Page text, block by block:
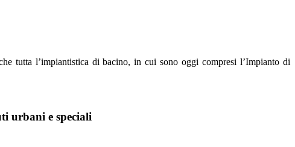
tutta l’impiantistica di bacino, in cui sono oggi compresi l’Impianto di
urbani e speciali